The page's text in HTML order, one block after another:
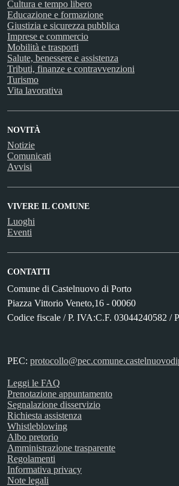
Cultura e tempo libero
Educazione e formazione
Giustizia e sicurezza pubblica
Imprese e commercio
Mobilità e trasporti
Salute, benessere e assistenza
Tributi, finanze e contravvenzioni
Turismo
Vita lavorativa
NOVITÀ
Notizie
Comunicati
Avvisi
VIVERE IL COMUNE
Luoghi
Eventi
CONTATTI
Comune di Castelnuovo di Porto
Piazza Vittorio Veneto,16 - 00060
Codice fiscale / P. IVA:C.F. 03044240582 /
PEC:
Leggi le FAQ
Prenotazione appuntamento
Segnalazione disservizio
Richiesta assistenza
Whistleblowing
Albo pretorio
Amministrazione trasparente
Regolamenti
Informativa privacy
Note legali